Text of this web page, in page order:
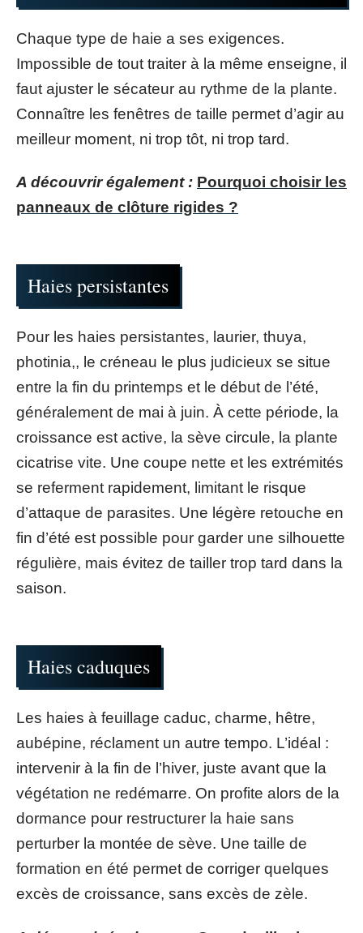
Chaque type de haie a ses exigences.
Impossible de tout traiter à la même enseigne, il
faut ajuster le sécateur au rythme de la plante.
Connaître les fenêtres de taille permet d’agir au
meilleur moment, ni trop tôt, ni trop tard.
A découvrir également : Pourquoi choisir les
panneaux de clôture rigides ?
Haies persistantes
Pour les haies persistantes, laurier, thuya,
photinia,, le créneau le plus judicieux se situe
entre la fin du printemps et le début de l’été,
généralement de mai à juin. À cette période, la
croissance est active, la sève circule, la plante
cicatrise vite. Une coupe nette et les extrémités
se referment rapidement, limitant le risque
d’attaque de parasites. Une légère retouche en
fin d’été est possible pour garder une silhouette
régulière, mais évitez de tailler trop tard dans la
saison.
Haies caduques
Les haies à feuillage caduc, charme, hêtre,
aubépine, réclament un autre tempo. L’idéal :
intervenir à la fin de l’hiver, juste avant que la
végétation ne redémarre. On profite alors de la
dormance pour restructurer la haie sans
perturber la montée de sève. Une taille de
formation en été permet de corriger quelques
excès de croissance, sans excès de zèle.